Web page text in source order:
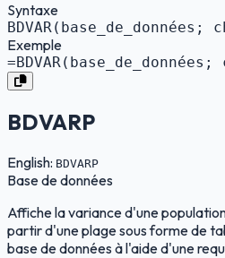
Syntaxe
Exemple
BDVARP
English: BDVARP
Base de données
Affiche la variance d'une
partir d'une plage sous forme de
base de données à l'aide d'une